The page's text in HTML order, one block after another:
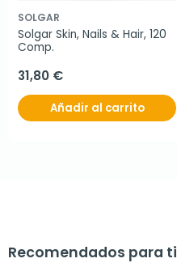
SOLGAR
Solgar Skin, Nails & Hair, 120
Comp.
31,80 €
Añadir al carrito
Recomendados para ti